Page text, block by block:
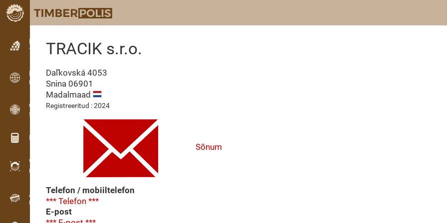
Kuulutused
Tekstkuulutused
Kuulutused
Rahvusvahelised kuulutused
OPTI-TIMB
Saekavad
Puidu kalkulaatorid
WoodProfi
Puidumaht AI-ga
Andmesalvesti
Puidu inventuur välitöödel
TRACIK s.r.o.
Daľkovská 4053
Snina 06901
Madalmaad
Registreeritud : 2024
Sõnum
Telefon / mobiiltelefon
*** Telefon ***
E-post